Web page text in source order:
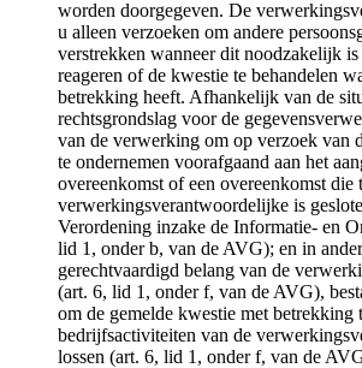
worden doorgegeven. De
u alleen verzoeken om andere
verstrekken wanneer dit noodzakelijk
reageren of de kwestie te behandelen
betrekking heeft. Afhankelijk van de
rechtsgrondslag voor de
van de verwerking om op verzoek van
te ondernemen voorafgaand aan het
overeenkomst of een overeenkomst die
verwerkingsverantwoordelijke is
Verordening inzake de Informatie- en
lid 1, onder b, van de AVG); en in
gerechtvaardigd belang van de
(art. 6, lid 1, onder f, van de AVG),
om de gemelde kwestie met betrekking
bedrijfsactiviteiten van de
lossen (art. 6, lid 1, onder f, van de